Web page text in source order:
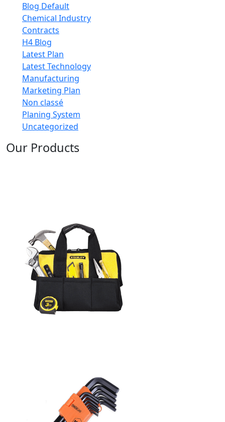
Blog Default
Chemical Industry
Contracts
H4 Blog
Latest Plan
Latest Technology
Manufacturing
Marketing Plan
Non classé
Planing System
Uncategorized
Our Products